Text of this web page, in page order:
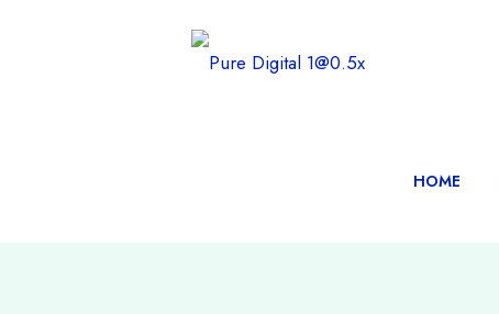
HOME